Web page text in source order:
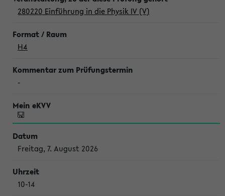
280220 Einführung in die Physik IV (V)
H4
-
Freitag, 7. August 2026
10-14